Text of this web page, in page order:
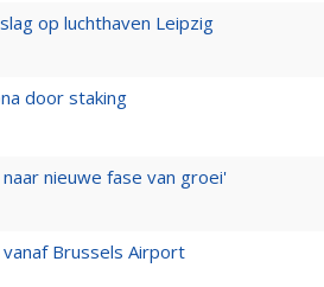
op luchthaven Leipzig
door staking
nieuwe fase van groei'
Brussels Airport